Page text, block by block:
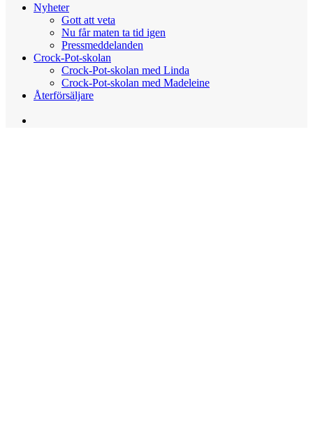
Nyheter
Gott att veta
Nu får maten ta tid igen
Pressmeddelanden
Crock-Pot-skolan
Crock-Pot-skolan med Linda
Crock-Pot-skolan med Madeleine
Återförsäljare